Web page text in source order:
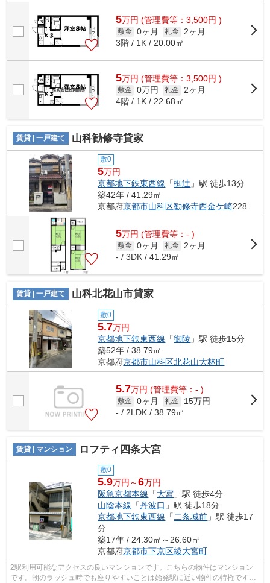
こちらはマンションタイプになります。...
5万円 (管理費等：3,500円 )
敷金 0ヶ月 礼金 2ヶ月
3階 / 1K / 20.00㎡
5万円 (管理費等：3,500円 )
敷金 0万円 礼金 2ヶ月
4階 / 1K / 22.68㎡
賃貸 | 一戸建て 山科勧修寺貸家
敷0
5万円
京都地下鉄東西線 「椥辻 」駅 徒歩13分
築42年 / 41.29㎡
京都府京都市山科区勧修寺西金ケ崎228
5万円 (管理費等：- )
敷金 0ヶ月 礼金 2ヶ月
- / 3DK / 41.29㎡
賃貸 | 一戸建て 山科北花山市貸家
敷0
5.7万円
京都地下鉄東西線 「御陵 」駅 徒歩15分
築52年 / 38.79㎡
京都府京都市山科区北花山大林町
5.7万円 (管理費等：- )
敷金 0ヶ月 礼金
15万円
- / 2LDK / 38.79㎡
賃貸 | マンション ロフティ四条大宮
敷0
5.9万円～6万円
阪急京都本線 「大宮 」駅 徒歩4分
山陰本線 「丹波口 」駅 徒歩18分
京都地下鉄東西線 「二条城前 」駅 徒歩17
分
築17年 / 24.30㎡～26.60㎡
京都府京都市下京区綾大宮町
2駅利用可能なアクセスの良いマンションです。こちらの物件はマンション
です。朝のラッシュ時でも座りやすいことは始発駅に近い物件の特権です。